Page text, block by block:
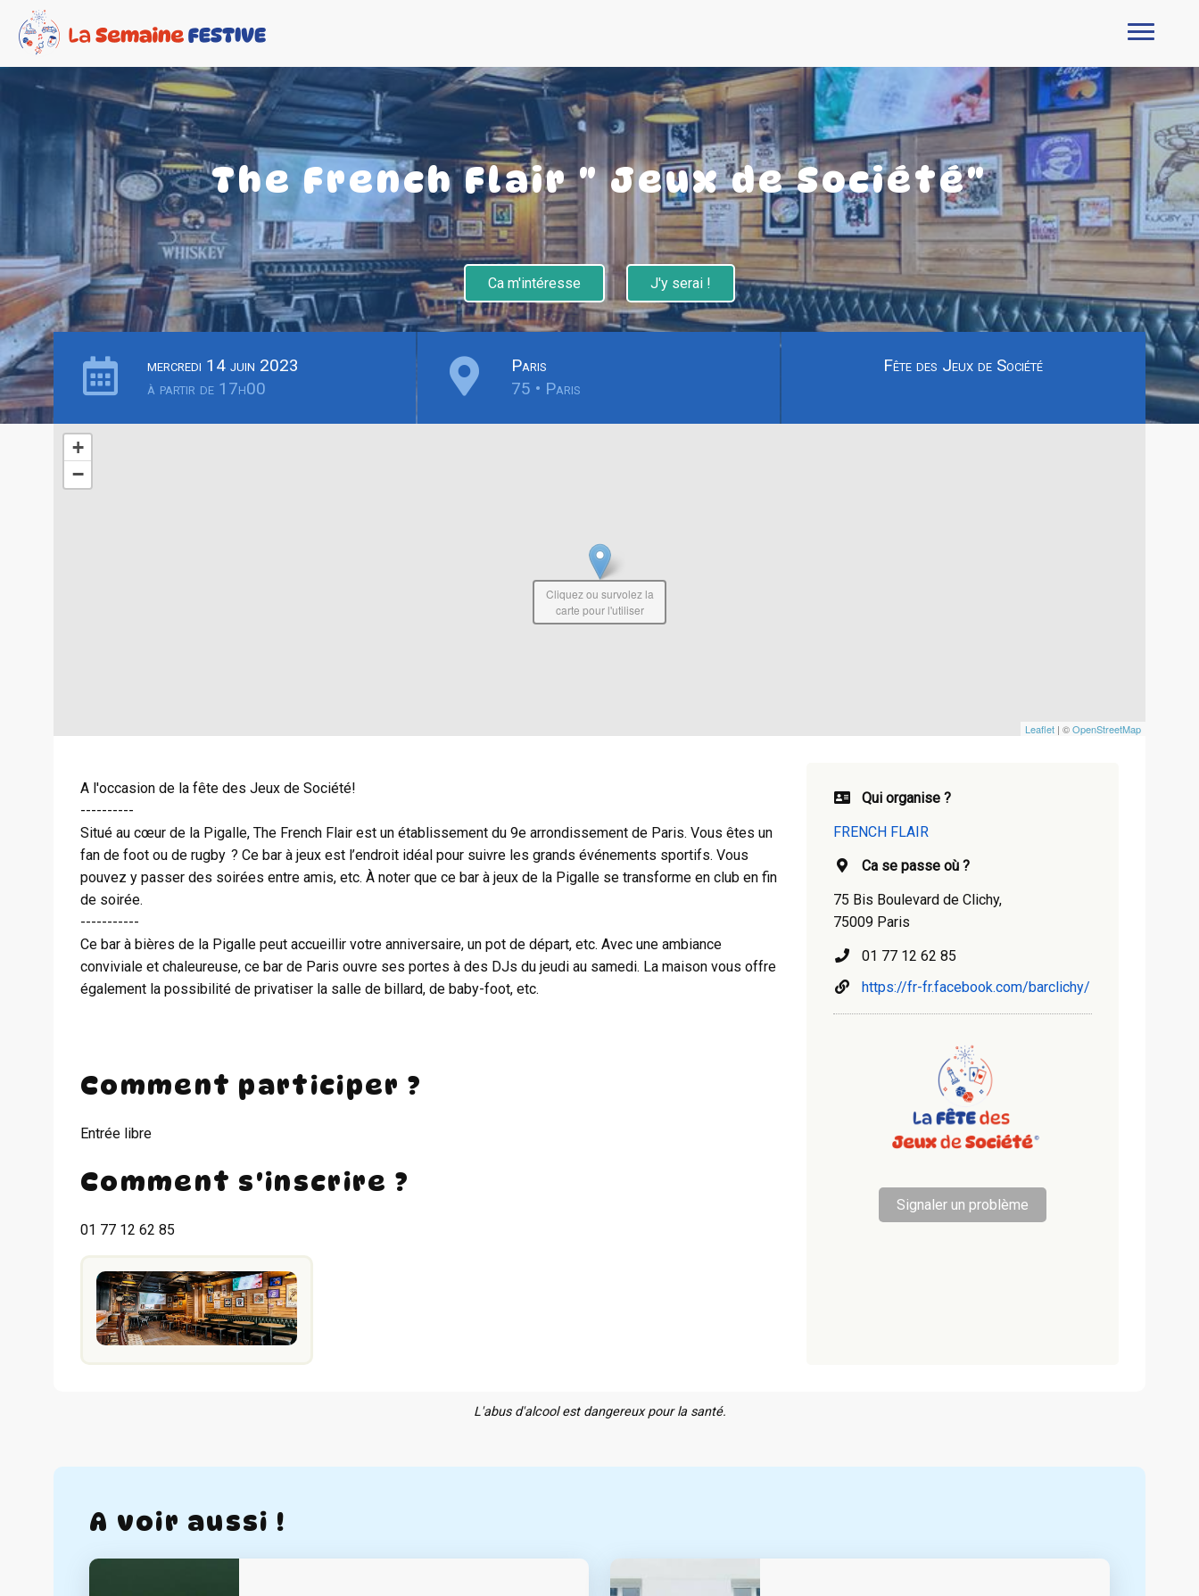
The French Flair " Jeux de Société"
Ca m'intéresse J'y serai !
mercredi 14 juin 2023
à partir de 17h00
Paris
75 • Paris
Fête des Jeux de Société
+
−
Leaflet | ©OpenStreetMap
Cliquez ou survolez la
carte pour l'utiliser
A l'occasion de la fête des Jeux de Société!
----------
Situé au cœur de la Pigalle, The French Flair est un établissement du 9e arrondissement de Paris. Vous êtes un
fan de foot ou de rugby ? Ce bar à jeux est l’endroit idéal pour suivre les grands événements sportifs. Vous
pouvez y passer des soirées entre amis, etc. À noter que ce bar à jeux de la Pigalle se transforme en club en fin
de soirée.
-----------
Ce bar à bières de la Pigalle peut accueillir votre anniversaire, un pot de départ, etc. Avec une ambiance
conviviale et chaleureuse, ce bar de Paris ouvre ses portes à des DJs du jeudi au samedi. La maison vous offre
également la possibilité de privatiser la salle de billard, de baby-foot, etc.
Comment participer ?
Entrée libre
Comment s'inscrire ?
01 77 12 62 85
Qui organise ?
FRENCH FLAIR
Ca se passe où ?
75 Bis Boulevard de Clichy,
75009 Paris
01 77 12 62 85
https://fr-fr.facebook.com/barclichy/
Signaler un problème
L'abus d'alcool est dangereux pour la santé.
A voir aussi !